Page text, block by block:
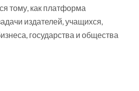
тому, как платформа
издателей, учащихся,
государства и общества